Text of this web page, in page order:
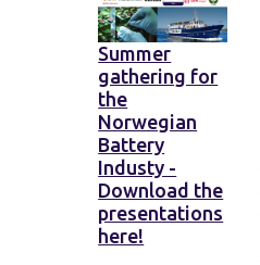
Summer
gathering for
the
Norwegian
Battery
Industy -
Download the
presentations
here!